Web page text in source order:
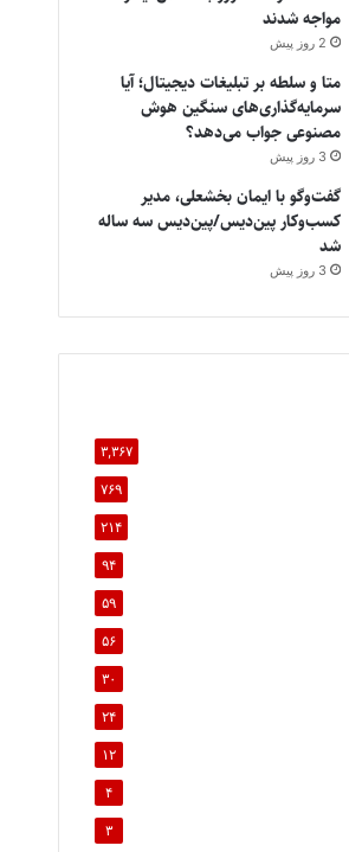
مواجه شدند
2 روز پیش
متا و سلطه بر تبلیغات دیجیتال؛ آیا
سرمایه‌گذاری‌های سنگین هوش
مصنوعی جواب می‌دهد؟
3 روز پیش
گفت‌وگو با ایمان بخشعلی، مدیر
کسب‌وکار پین‌دیس/پین‌دیس سه ساله
شد
3 روز پیش
۳,۳۶۷
۷۶۹
۲۱۴
۹۴
۵۹
۵۶
۳۰
۲۴
۱۲
۴
۳